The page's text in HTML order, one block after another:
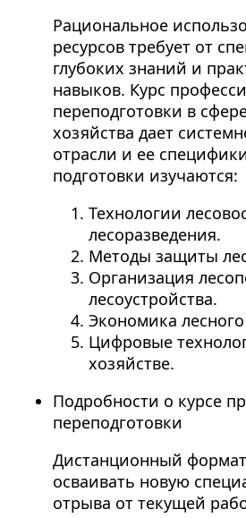
Рациональное
ресурсов требует от
глубоких знаний и
навыков. Курс
переподготовки в
хозяйства дает
отрасли и ее
подготовки изучаются:
Технологии
лесоразведения.
Методы защиты
Организация
лесоустройства.
Экономика
Цифровые
хозяйстве.
Подробности о курсе
переподготовки
Дистанционный
осваивать новую
отрыва от текущей